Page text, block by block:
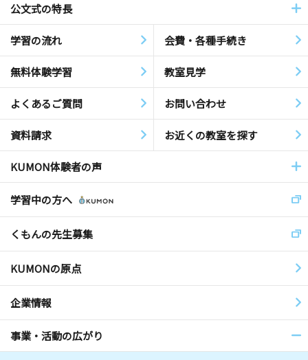
公文式の特長
学習の流れ 会費・各種手続き
無料体験学習 教室見学
よくあるご質問 お問い合わせ
資料請求 お近くの教室を探す
KUMON体験者の声
学習中の方へ
くもんの先生募集
KUMONの原点
企業情報
事業・活動の広がり